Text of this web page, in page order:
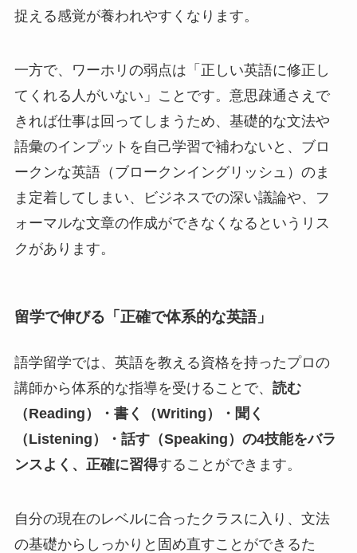
捉える感覚が養われやすくなります。
一方で、ワーホリの弱点は「正しい英語に修正し
てくれる人がいない」ことです。意思疎通さえで
きれば仕事は回ってしまうため、基礎的な文法や
語彙のインプットを自己学習で補わないと、ブロ
ークンな英語（ブロークンイングリッシュ）のま
ま定着してしまい、ビジネスでの深い議論や、フ
ォーマルな文章の作成ができなくなるというリス
クがあります。
留学で伸びる「正確で体系的な英語」
語学留学では、英語を教える資格を持ったプロの
講師から体系的な指導を受けることで、 読む
（Reading）・書く（Writing）・聞く
（Listening）・話す（Speaking）の4技能をバラ
ンスよく、正確に習得することができます。
自分の現在のレベルに合ったクラスに入り、文法
の基礎からしっかりと固め直すことができるた